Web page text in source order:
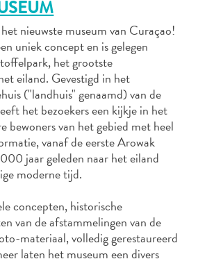
nieuwste museum van Curaçao!
uniek concept en is gelegen
het grootste
eiland. Gevestigd in het
("landhuis" genaamd) van de
het bezoekers een kijkje in het
bewoners van het gebied met heel
vanaf de eerste Arowak
jaar geleden naar het eiland
moderne tijd.
concepten, historische
van de afstammelingen van de
materiaal, volledig gerestaureerd
laten het museum een divers